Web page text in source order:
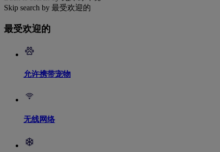
Skip search by 最受欢迎的
最受欢迎的
允许携带宠物
无线网络